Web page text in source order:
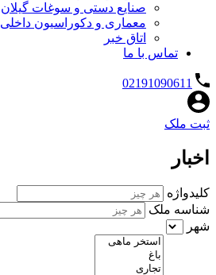
صنایع دستی و سوغات گیلان
معماری و دکوراسیون داخلی
اتاق خبر
تماس با ما
02191090611
ثبت ملک
اخبار
کلیدواژه
شناسه ملک
شهر